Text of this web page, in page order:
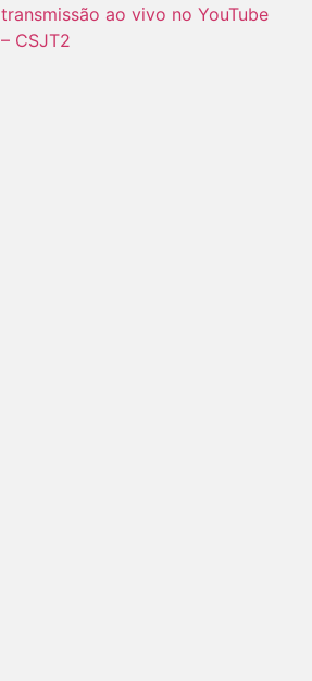
transmissão ao vivo no YouTube
– CSJT2